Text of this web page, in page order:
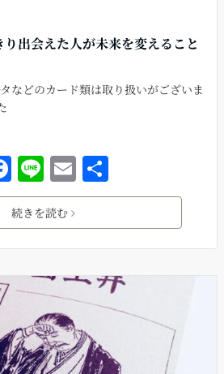
出会えた人が未来を変えること
などのカード類は取り扱いがございま
F
a
c
e
b
o
o
k
Li
n
e
E
m
ai
l
有
続きを読む